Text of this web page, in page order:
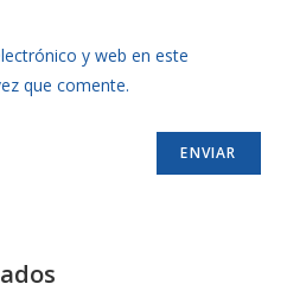
y web en este
que comente.